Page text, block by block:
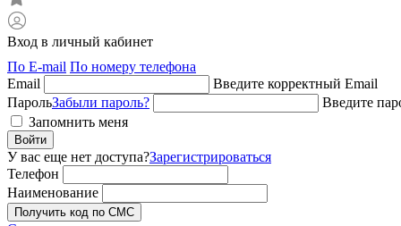
Вход в личный кабинет
По E-mail По номеру телефона
Email
Введите корректный Email
ПарольЗабыли пароль?
Введите
Запомнить меня
Войти
У вас еще нет доступа?Зарегистрироваться
Телефон
Наименование
Получить код по СМС